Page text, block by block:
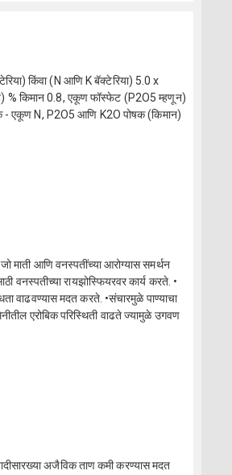
किंवा (N आणि K बॅक्टेरिया) 5.0 x
% किमान 0.8, एकूण फॉस्फेट (P2O5 म्हणून)
- एकूण N, P2O5 आणि K2O पोषक (किमान)
माती आणि वनस्पतींच्या आरोग्यास समर्थन
वनस्पतीच्या रायझोस्फियरवर कार्य करते. •
वाढवण्यास मदत करते. •संचारमुळे पाण्याचा
एरोबिक परिस्थिती वाढते ज्यामुळे उगवण
अजैविक ताण कमी करण्यास मदत